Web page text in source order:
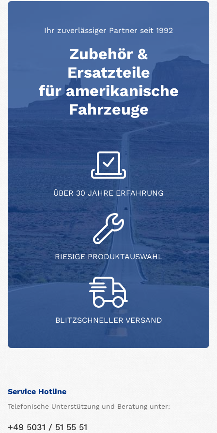
Ihr zuverlässiger Partner seit 1992
Zubehör &
Ersatzteile
für amerikanische
Fahrzeuge
ÜBER 30 JAHRE ERFAHRUNG
RIESIGE PRODUKTAUSWAHL
BLITZSCHNELLER VERSAND
Service Hotline
Telefonische Unterstützung und Beratung unter:
+49 5031 / 51 55 51